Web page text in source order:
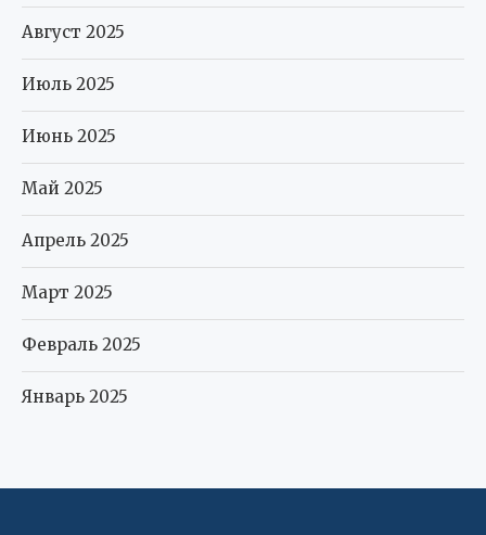
Август 2025
Июль 2025
Июнь 2025
Май 2025
Апрель 2025
Март 2025
Февраль 2025
Январь 2025